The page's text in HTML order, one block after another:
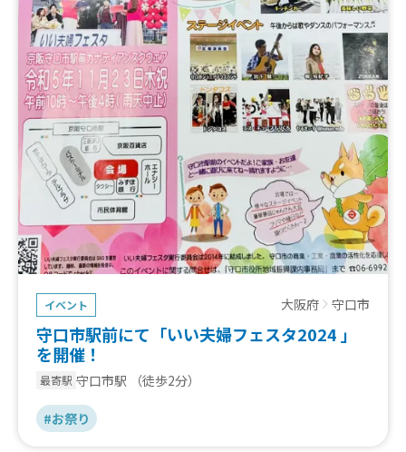
イベント 大阪府 守口市
守口市駅前にて「いい夫婦フェスタ2024 」
を開催！
最寄駅 守口市駅 （徒歩2分）
#お祭り